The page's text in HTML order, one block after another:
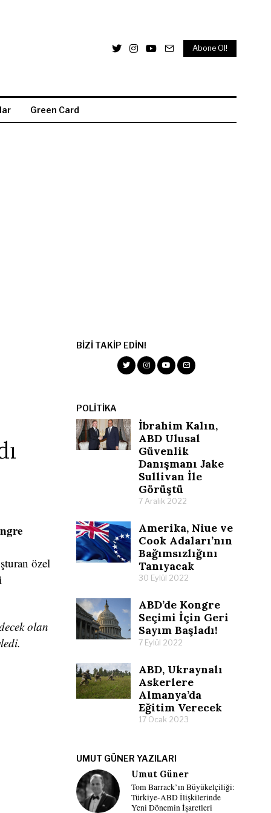
Abone Ol!
Green Card
özel
olan
BIZI TAKIP EDIN!
POLITIKA
İbrahim Kalın,
ABD Ulusal
Güvenlik
Danışmanı Jake
Sullivan İle
Görüştü
7 Aralık 2022
Amerika, Niue ve
Cook Adaları’nın
Bağımsızlığını
Tanıyacak
30 Eylül 2022
ABD’de Kongre
Seçimi İçin Geri
Sayım Başladı!
7 Eylül 2022
ABD, Ukraynalı
Askerlere
Almanya’da
Eğitim Verecek
17 Ocak 2023
UMUT GÜNER YAZILARI
Umut Güner
Tom Barrack’ın Büyükelçiliği:
Türkiye-ABD İlişkilerinde
Yeni Dönemin İşaretleri